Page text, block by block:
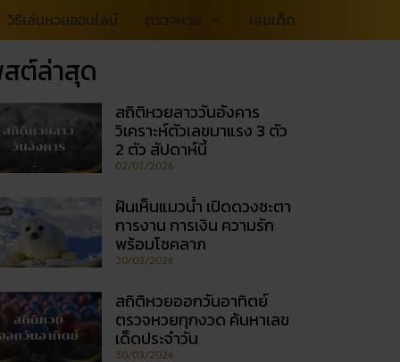
วิธีเล่นหวยออนไลน์ ตรวจหวย เลขเด็ด
ต์ล่าสุด
สถิติหวยลาววันอังคาร
วิเคราะห์ตัวเลขมาแรง 3 ตัว
2 ตัว สัปดาห์นี้
02/07/2026
ฝันเห็นแมวน้ำ เปิดดวงชะตา
การงาน การเงิน ความรัก
พร้อมโชคลาภ
30/03/2026
สถิติหวยออกวันอาทิตย์
ตรวจหวยทุกงวด ค้นหาเลข
เด็ดประจำวัน
30/03/2026